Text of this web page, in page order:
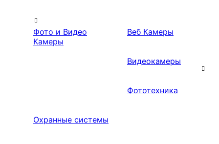
Фото и Видео
Камеры
Веб Камеры
Видеокамеры
Фототехника
Охранные системы